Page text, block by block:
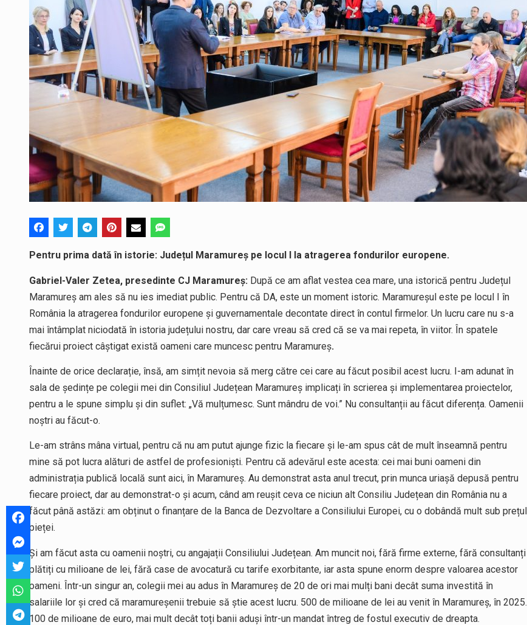
Pentru prima dată în istorie: Județul Maramureș pe locul I la atragerea fondurilor europene.
Gabriel-Valer Zetea, presedinte CJ Maramureș: După ce am aflat vestea cea mare, una istorică pentru Județul
Maramureș am ales să nu ies imediat public. Pentru că DA, este un moment istoric. Maramureșul este pe locul I în
România la atragerea fondurilor europene și guvernamentale decontate direct în contul firmelor. Un lucru care nu s-a
mai întâmplat niciodată în istoria județului nostru, dar care vreau să cred că se va mai repeta, în viitor. În spatele
fiecărui proiect câștigat există oameni care muncesc pentru Maramureș.
Înainte de orice declarație, însă, am simțit nevoia să merg către cei care au făcut posibil acest lucru. I-am adunat în
sala de ședințe pe colegii mei din Consiliul Județean Maramureș implicați în scrierea și implementarea proiectelor,
pentru a le spune simplu și din suflet: „Vă mulțumesc. Sunt mândru de voi.” Nu consultanții au făcut diferența. Oamenii
noștri au făcut-o.
Le-am strâns mâna virtual, pentru că nu am putut ajunge fizic la fiecare și le-am spus cât de mult înseamnă pentru
mine să pot lucra alături de astfel de profesioniști. Pentru că adevărul este acesta: cei mai buni oameni din
administrația publică locală sunt aici, în Maramureș. Au demonstrat asta anul trecut, prin munca uriașă depusă pentru
fiecare proiect, dar au demonstrat-o și acum, când am reușit ceva ce niciun alt Consiliu Județean din România nu a
făcut până astăzi: am obținut o finanțare de la Banca de Dezvoltare a Consiliului Europei, cu o dobândă mult sub prețul
pieței.
Și am făcut asta cu oamenii noștri, cu angajații Consiliului Județean. Am muncit noi, fără firme externe, fără consultanți
plătiți cu milioane de lei, fără case de avocatură cu tarife exorbitante, iar asta spune enorm despre valoarea acestor
oameni. Într-un singur an, colegii mei au adus în Maramureș de 20 de ori mai mulți bani decât suma investită în
salariile lor și cred că maramureșenii trebuie să știe acest lucru. 500 de milioane de lei au venit în Maramureș, în 2025.
100 de milioane de euro, mai mult decât toți banii aduși într-un mandat întreg de fostul executiv de dreapta.